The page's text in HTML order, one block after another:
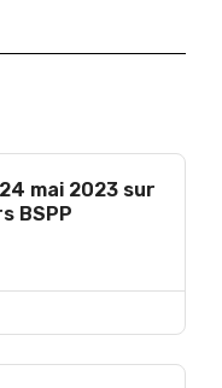
mai 2023 sur
BSPP